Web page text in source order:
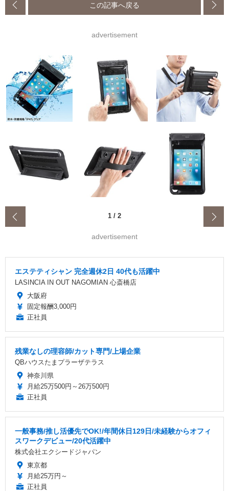
この記事へ戻る
advertisement
1 / 2
advertisement
エステティシャン 完全週休2日 40代も活躍中
LASINCIA IN OUT NAGOMIAN 心斎橋店
大阪府
固定報酬3,000円
正社員
残業なしの理容師/カット専門/上場企業
QBハウスたまプラーザテラス
神奈川県
月給25万500円～26万500円
正社員
一般事務/推し活優先でOK!/年間休日129日/未経験からオフィ
スワークデビュー/20代活躍中
株式会社エクシードジャパン
東京都
月給25万円～
正社員